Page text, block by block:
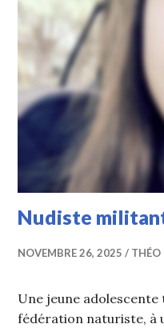
Nudiste
NOVEMBRE 26, 2025 THÉO
Une jeune
fédération naturiste, à